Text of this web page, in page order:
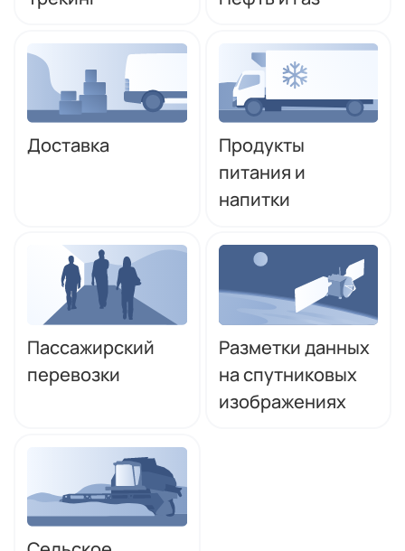
Доставка
Продукты
питания и
напитки
Пассажирский
перевозки
Разметки данных
на спутниковых
изображениях